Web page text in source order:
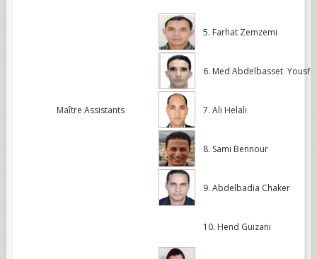
Maître Assistants
5. Farhat Zemzemi
6. Med Abdelbasset Yousfi
7. Ali Helali
8. Sami Bennour
9. Abdelbadia Chaker
10. Hend Guizani